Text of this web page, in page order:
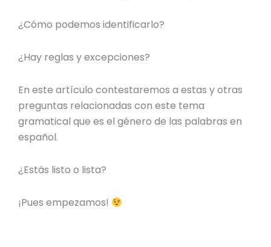
¿Cómo podemos identificarlo?
¿Hay reglas y excepciones?
En este artículo contestaremos a estas y otras
preguntas relacionadas con este tema
gramatical que esel género de las palabras en
español.
¿Estás listo o lista?
¡Pues empezamos!